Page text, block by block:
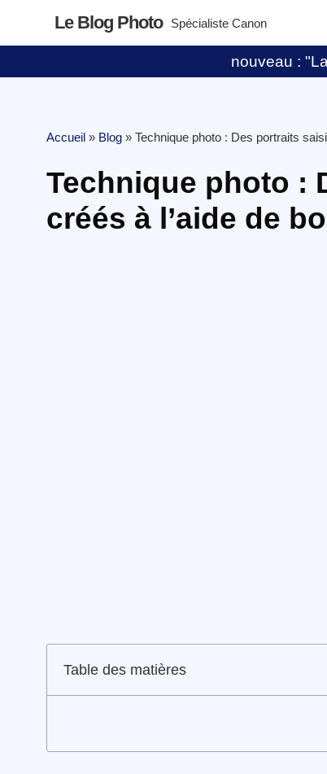
Le Blog Photo Spécialiste Canon
nouveau :
Accueil » Blog » Technique photo : Des portraits
Technique photo :
créés à l’aide de
Table des matières